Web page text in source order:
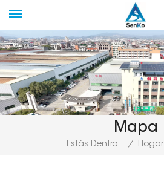
Mapa
Estás Dentro : / Hogar